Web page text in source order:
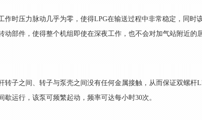
作时压力脉动几乎为零，使得LPG在输送过程中非常稳定，同时
动部件，使得整个机组即使在深夜工作，也不会对加气站附近的
转子之间、转子与泵壳之间没有任何金属接触，从而保证双螺杆
运行，该泵可频繁起动，频率可达每小时30次。